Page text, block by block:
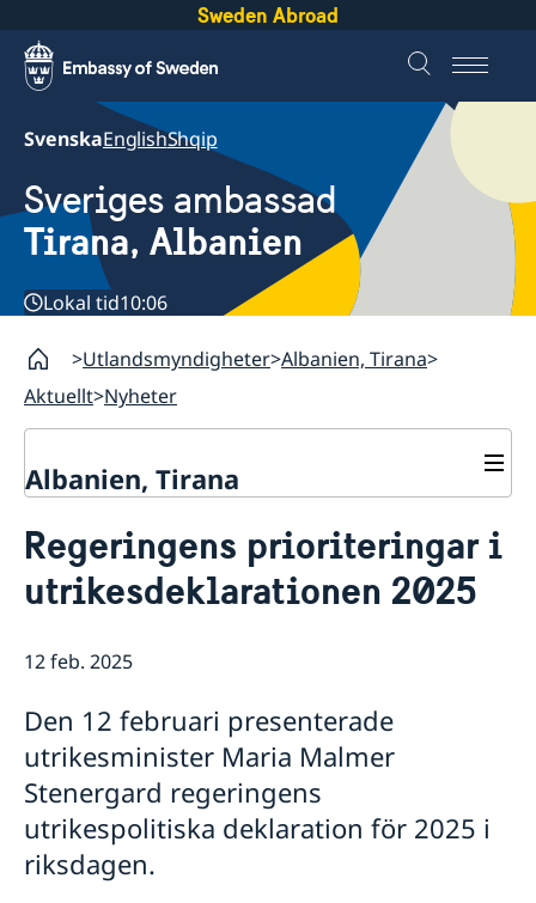
Sweden Abroad
SvenskaEnglishShqip
Sveriges ambassad
Tirana, Albanien
Lokal tid10:06
Utlandsmyndigheter Albanien, Tirana
Aktuellt Nyheter
Albanien, Tirana
Om oss
Ambassadör
Så stöttar vi svenska företag
Team Sweden
Svenska företag i Albanien
Anmäl handelshinder
Nyheter
Regeringens prioriteringar i
utrikesdeklarationen 2025
12 feb. 2025
Den 12 februari presenterade
utrikesminister Maria Malmer
Stenergard regeringens
utrikespolitiska deklaration för 2025 i
riksdagen.